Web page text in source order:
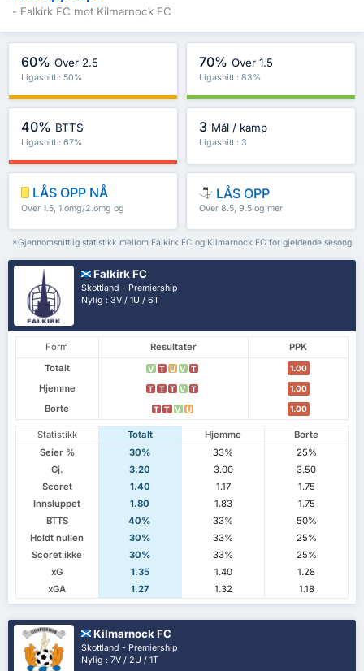
- Falkirk FC mot Kilmarnock FC
60% Over 2.5
Ligasnitt : 50%
70% Over 1.5
Ligasnitt : 83%
40% BTTS
Ligasnitt : 67%
3 Mål / kamp
Ligasnitt : 3
LÅS OPP NÅ
Over 1.5, 1.omg/2.omg og
LÅS OPP
Over 8.5, 9.5 og mer
*Gjennomsnittlig statistikk mellom Falkirk FC og Kilmarnock FC for gjeldende sesong
Falkirk FC
Skottland - Premiership
Nylig : 3V / 1U / 6T
Form Resultater
PPK
Totalt
V T U V T 1.00
Hjemme T T T V T 1.00
Borte T T V U 1.00
Statistikk Totalt Hjemme
Borte
Seier %
30% 33%
25%
Gj.
3.20 3.00
3.50
Scoret
1.40 1.17
1.75
Innsluppet
1.80 1.83
1.75
BTTS
40% 33%
50%
Holdt nullen
30% 33%
25%
Scoret ikke
30% 33%
25%
xG
1.35 1.40
1.28
xGA
1.27 1.32 1.18
Kilmarnock FC
Skottland - Premiership
Nylig : 7V / 2U / 1T